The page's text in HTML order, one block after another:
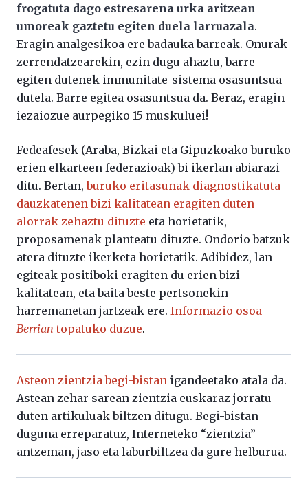
frogatuta dago estresarena urka aritzean
umoreak gaztetu egiten duela larruazala.
Eragin analgesikoa ere badauka barreak. Onurak
zerrendatzearekin, ezin dugu ahaztu, barre
egiten dutenek immunitate-sistema osasuntsua
dutela. Barre egitea osasuntsua da. Beraz, eragin
iezaiozue aurpegiko 15 muskuluei!
Fedeafesek (Araba, Bizkai eta Gipuzkoako buruko
erien elkarteen federazioak) bi ikerlan abiarazi
ditu. Bertan,buruko eritasunak diagnostikatuta
dauzkatenen bizi kalitatean eragiten duten
alorrak zehaztu dituzte eta horietatik,
proposamenak planteatu dituzte. Ondorio batzuk
atera dituzte ikerketa horietatik. Adibidez, lan
egiteak positiboki eragiten du erien bizi
kalitatean, eta baita beste pertsonekin
harremanetan jartzeak ere. Informazio osoa
Berrian topatuko duzue.
Asteon zientzia begi-bistan igandeetako atala da.
Astean zehar sarean zientzia euskaraz jorratu
duten artikuluak biltzen ditugu. Begi-bistan
duguna erreparatuz, Interneteko “zientzia”
antzeman, jaso eta laburbiltzea da gure helburua.